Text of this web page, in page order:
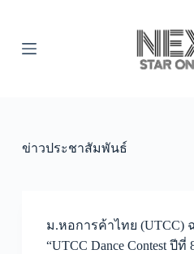
p
ข่าวประชาสัมพันธ์
ม.หอการค้าไทย (UTCC)
“UTCC Dance Contest ปีที่